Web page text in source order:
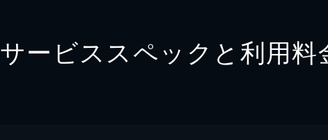
サービススペックと利用料